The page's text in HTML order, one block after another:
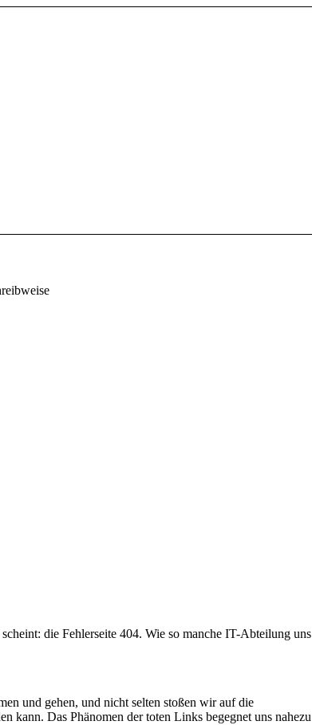
die Fehlerseite 404. Wie so manche IT-Abteilung uns
und gehen, und nicht selten stoßen wir auf die
kann. Das Phänomen der toten Links begegnet uns nahezu